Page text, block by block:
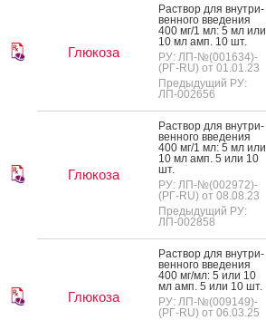
Глюкоза
Рас­твор для внут­ри­
вен­но­го вве­дения
400 мг/1 мл: 5 мл или
10 мл амп. 10 шт.
РУ: ЛП-№(001634)-
(РГ-RU) от 01.01.23
Предыдущий РУ:
ЛП-002656
Глюкоза
Рас­твор для внут­ри­
вен­но­го вве­дения
400 мг/1 мл: 5 мл или
10 мл амп. 5 или 10
шт.
РУ: ЛП-№(002972)-
(РГ-RU) от 08.08.23
Предыдущий РУ:
ЛП-002858
Глюкоза
Рас­твор для внут­ри­
вен­но­го вве­дения
400 мг/мл: 5 или 10
мл амп. 5 или 10 шт.
РУ: ЛП-№(009149)-
(РГ-RU) от 06.03.25